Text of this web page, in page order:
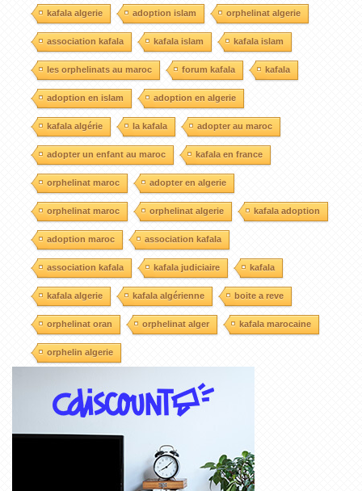
kafala algerie adoption islam orphelinat algerie
association kafala kafala islam kafala islam
les orphelinats au maroc forum kafala kafala
adoption en islam adoption en algerie
kafala algérie la kafala adopter au maroc
adopter un enfant au maroc kafala en france
orphelinat maroc adopter en algerie
orphelinat maroc orphelinat algerie kafala adoption
adoption maroc association kafala
association kafala kafala judiciaire kafala
kafala algerie kafala algérienne boite a reve
orphelinat oran orphelinat alger kafala marocaine
orphelin algerie